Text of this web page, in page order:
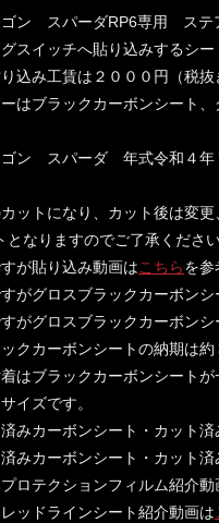
ゴン スパーダRP6専用 ス
スイッチへ貼り込みするシー
込み工賃は２０００円（税
はブラックカーボンシート
ゴン スパーダ 年式令和４年
ットになり、カット後は変
となりますのでご了承ください
が貼り込み動画はこちらを参
がグロスブラックカーボン
がグロスブラックカーボン
クカーボンシートの納期は約
はブラックカーボンシート
イズです。
みカーボンシート・カット
みカーボンシート・カット
ロテクションフィルム紹介動
ッドラインシート紹介動画は